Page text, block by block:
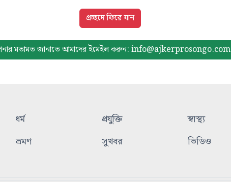
প্রচ্ছদে ফিরে যান
মতামত জানাতে আমাদেরইমেইল করুন: info@ajkerprosongo.com
ধর্ম প্রযুক্তি স্বাস্থ্য
ভ্রমণ
সুখবর ভিডিও